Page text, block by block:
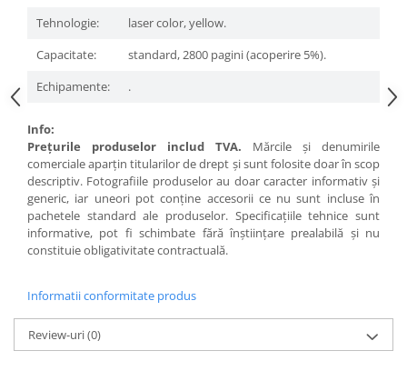
Tehnologie:
laser color, yellow.
Capacitate:
standard, 2800 pagini (acoperire 5%).
Echipamente:
.
Info:
Preţurile produselor includ TVA. Mărcile şi denumirile
comerciale aparţin titularilor de drept şi sunt folosite doar în scop
descriptiv. Fotografiile produselor au doar caracter informativ şi
generic, iar uneori pot conţine accesorii ce nu sunt incluse în
pachetele standard ale produselor. Specificaţiile tehnice sunt
informative, pot fi schimbate fără înştiinţare prealabilă şi nu
constituie obligativitate contractuală.
Informatii conformitate produs
Review-uri(0)